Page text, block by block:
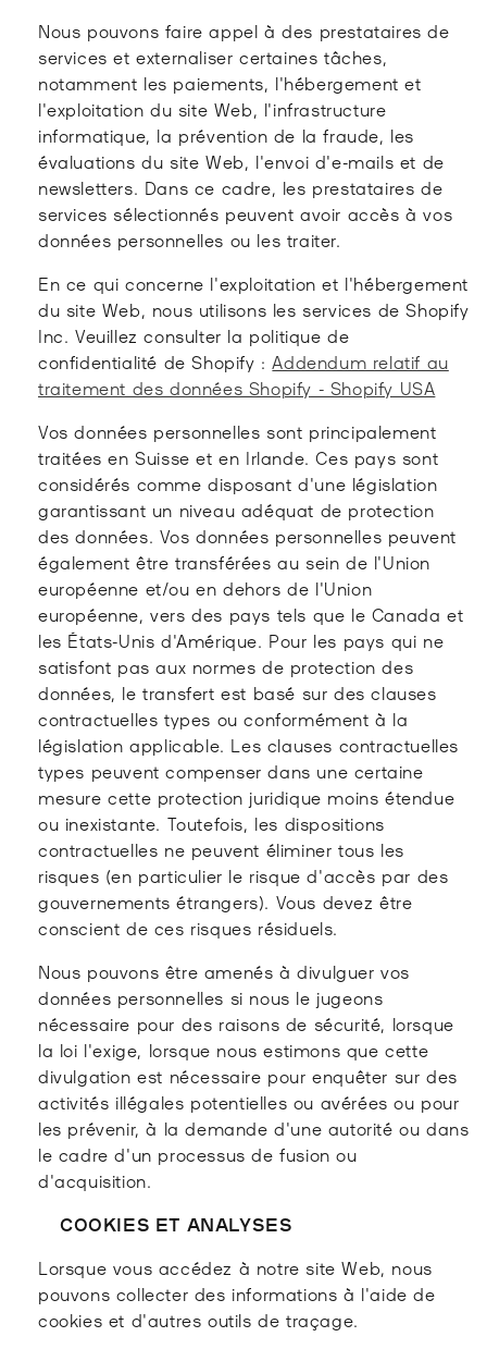
Nous pouvons faire appel à des prestataires de
services et externaliser certaines tâches,
notamment les paiements, l'hébergement et
l'exploitation du site Web, l'infrastructure
informatique, la prévention de la fraude, les
évaluations du site Web, l'envoi d'e-mails et de
newsletters. Dans ce cadre, les prestataires de
services sélectionnés peuvent avoir accès à vos
données personnelles ou les traiter.
En ce qui concerne l'exploitation et l'hébergement
du site Web, nous utilisons les services de Shopify
Inc. Veuillez consulter la politique de
confidentialité de Shopify :Addendum relatif au
traitement des données Shopify - Shopify USA
Vos données personnelles sont principalement
traitées en Suisse et en Irlande. Ces pays sont
considérés comme disposant d'une législation
garantissant un niveau adéquat de protection
des données. Vos données personnelles peuvent
également être transférées au sein de l'Union
européenne et/ou en dehors de l'Union
européenne, vers des pays tels que le Canada et
les États-Unis d'Amérique. Pour les pays qui ne
satisfont pas aux normes de protection des
données, le transfert est basé sur des clauses
contractuelles types ou conformément à la
législation applicable. Les clauses contractuelles
types peuvent compenser dans une certaine
mesure cette protection juridique moins étendue
ou inexistante. Toutefois, les dispositions
contractuelles ne peuvent éliminer tous les
risques (en particulier le risque d'accès par des
gouvernements étrangers). Vous devez être
conscient de ces risques résiduels.
Nous pouvons être amenés à divulguer vos
données personnelles si nous le jugeons
nécessaire pour des raisons de sécurité, lorsque
la loi l'exige, lorsque nous estimons que cette
divulgation est nécessaire pour enquêter sur des
activités illégales potentielles ou avérées ou pour
les prévenir, à la demande d'une autorité ou dans
le cadre d'un processus de fusion ou
d'acquisition.
COOKIES ET ANALYSES
Lorsque vous accédez à notre site Web, nous
pouvons collecter des informations à l'aide de
cookies et d'autres outils de traçage.